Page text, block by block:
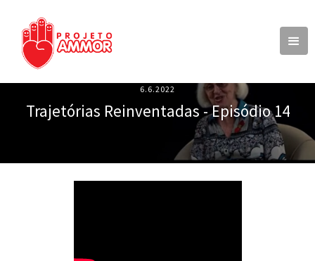
6.6.2022
Trajetórias Reinventadas - Episódio 14